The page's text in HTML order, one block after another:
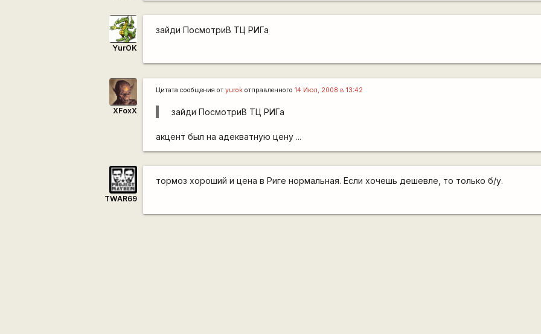
YurOK
зайди ПосмотриВ ТЦ РИГа
XFoxX
Цитата сообщения отyurok отправленного14 Июл, 2008 в 13:42
зайди ПосмотриВ ТЦ РИГа
акцент был на адекватную цену ...
TWAR69
тормоз хороший и цена в Риге нормальная. Если хочешь дешевле, то только б/у.